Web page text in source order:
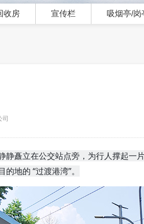
收房 宣传栏 吸烟亭/岗
矗立在公交站点旁，为行人撑起一
地的 “过渡港湾”。